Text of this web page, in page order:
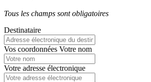
Tous les champs sont obligatoires
Destinataire
Vos coordonnées Votre nom
Votre adresse électronique